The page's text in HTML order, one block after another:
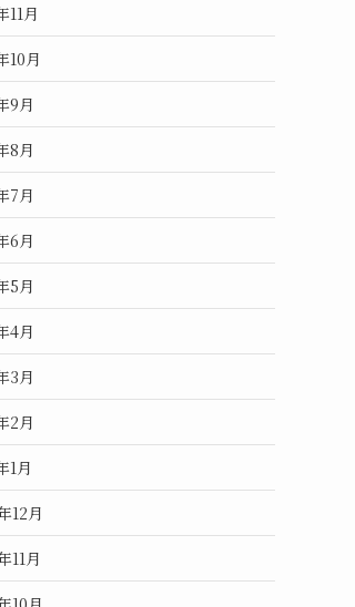
11月
10月
9月
8月
7月
6月
5月
4月
3月
2月
1月
12月
11月